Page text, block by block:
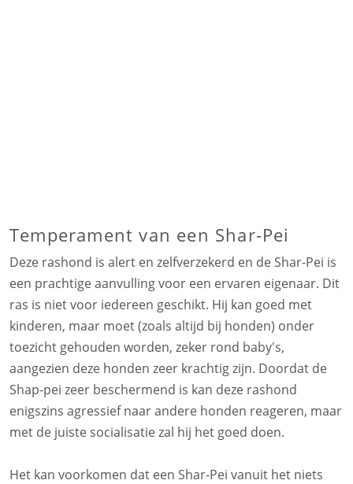
Temperament van een Shar-Pei
Deze rashond is alert en zelfverzekerd en de Shar-Pei is
een prachtige aanvulling voor een ervaren eigenaar. Dit
ras is niet voor iedereen geschikt. Hij kan goed met
kinderen, maar moet (zoals altijd bij honden) onder
toezicht gehouden worden, zeker rond baby's,
aangezien deze honden zeer krachtig zijn. Doordat de
Shap-pei zeer beschermend is kan deze rashond
enigszins agressief naar andere honden reageren, maar
met de juiste socialisatie zal hij het goed doen.
Het kan voorkomen dat een Shar-Pei vanuit het niets